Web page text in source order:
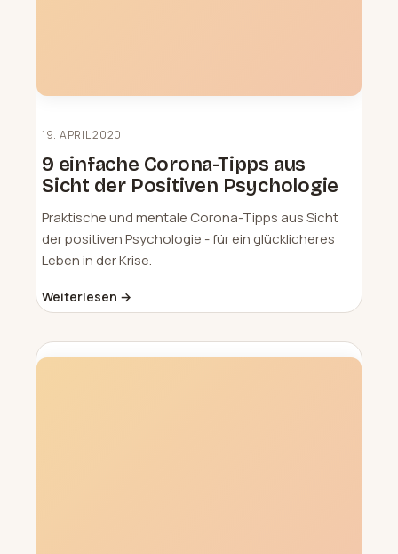
19. APRIL 2020
9 einfache Corona-Tipps aus
Sicht der Positiven Psychologie
Praktische und mentale Corona-Tipps aus Sicht
der positiven Psychologie - für ein glücklicheres
Leben in der Krise.
Weiterlesen →